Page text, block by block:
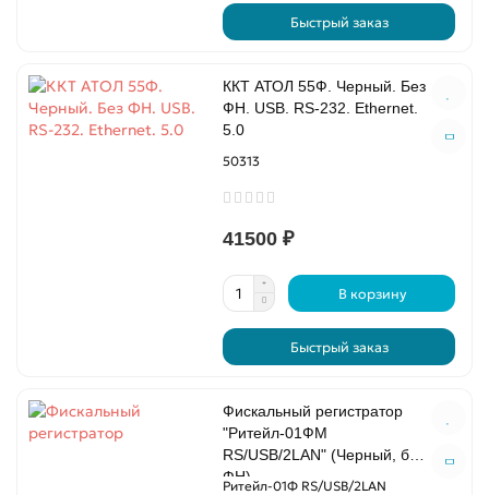
Быстрый заказ
ККТ АТОЛ 55Ф. Черный. Без
ФН. USB. RS-232. Ethernet.
5.0
50313
41500 ₽
В корзину
Быстрый заказ
Фискальный регистратор
"Ритейл-01ФМ
RS/USB/2LAN" (Черный, без
ФН)
Ритейл-01Ф RS/USB/2LAN